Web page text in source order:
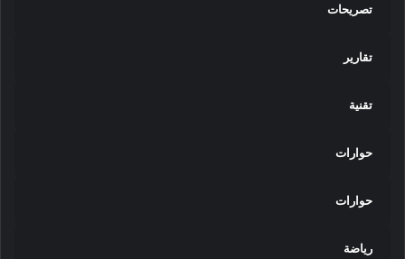
تصريحات
تقارير
تقنية
حوارات
حوارات
رياضة